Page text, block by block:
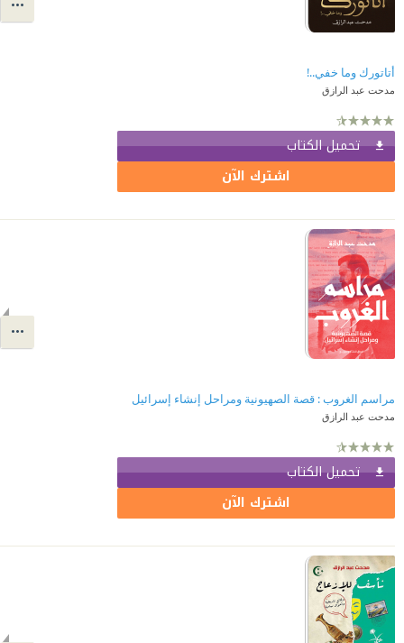
أتاتورك وما خفي..!
مدحت عبد الرازق
تحميل الكتاب
اشترك الآن
مراسم الغروب : قصة الصهيونية ومراحل إنشاء إسرائيل
مدحت عبد الرازق
تحميل الكتاب
اشترك الآن